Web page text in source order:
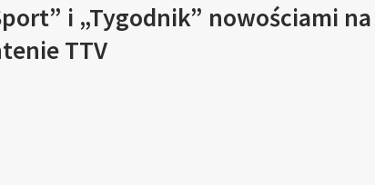
i „Tygodnik” nowościami na
TTV